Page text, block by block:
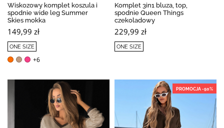
Wiskozowy komplet koszula i
spodnie wide leg Summer
Skies mokka
149,99 zł
ONE SIZE
+6
Komplet 3in1 bluza, top,
spodnie Queen Things
czekoladowy
229,99 zł
ONE SIZE
PROMOCJA -50%